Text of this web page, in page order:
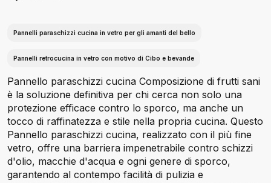
Pannelli paraschizzi cucina in vetro per gli amanti del bello
Pannelli retrocucina in vetro con motivo di Cibo e bevande
Pannello paraschizzi cucina Composizione di frutti sani
è la soluzione definitiva per chi cerca non solo una
protezione efficace contro lo sporco, ma anche un
tocco di raffinatezza e stile nella propria cucina. Questo
Pannello paraschizzi cucina, realizzato con il più fine
vetro, offre una barriera impenetrabile contro schizzi
d'olio, macchie d'acqua e ogni genere di sporco,
garantendo al contempo facilità di pulizia e